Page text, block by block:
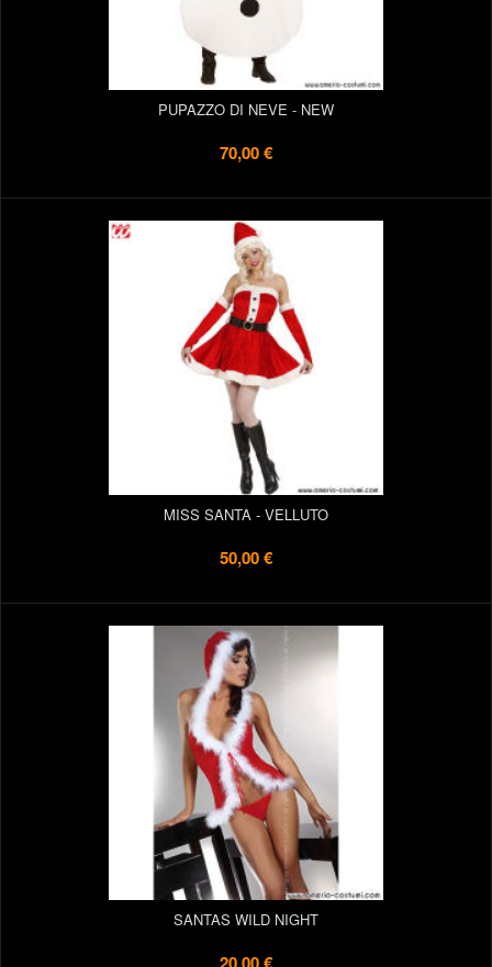
PUPAZZO DI NEVE - NEW
70,00 €
MISS SANTA - VELLUTO
50,00 €
SANTAS WILD NIGHT
20,00 €